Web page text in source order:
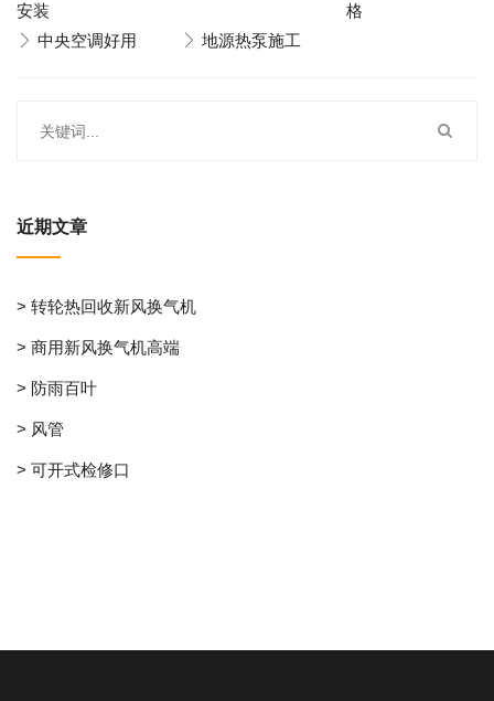
安装
格
中央空调好用
地源热泵施工
近期文章
> 转轮热回收新风换气机
> 商用新风换气机高端
> 防雨百叶
> 风管
> 可开式检修口